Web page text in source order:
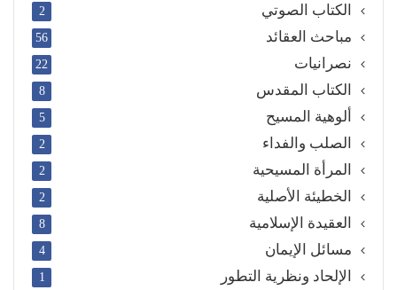
الكتاب الصوتي 2
مباحث العقائد 56
نصرانيات 22
الكتاب المقدس 8
ألوهية المسيح 5
الصلب والفداء 2
المرأة المسيحية 2
الخطيئة الأصلية 2
العقيدة الإسلامية 8
مسائل الإيمان 4
الإلحاد ونظرية التطور 1